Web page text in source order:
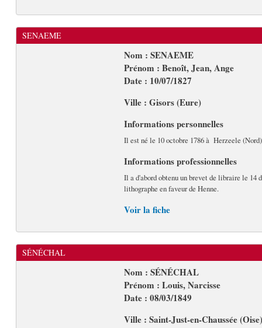
SENAEME
Nom : SENAEME
Prénom : Benoît, Jean, Ange
Date : 10/07/1827
Ville : Gisors (Eure)
Informations personnelles
Il est né le 10 octobre 1786 à Herzeele
Informations professionnelles
Il a d'abord obtenu un brevet de libraire le 14
lithographe en faveur de Henne.
Voir la fiche
SÉNÉCHAL
Nom : SÉNÉCHAL
Prénom : Louis, Narcisse
Date : 08/03/1849
Ville : Saint-Just-en-Chaussée (Oise)